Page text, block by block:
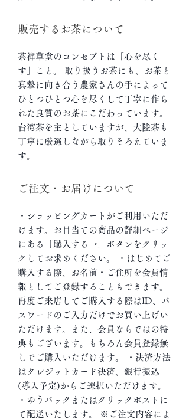
販売するお茶について
茶禅草堂のコンセプトは「心を尽く
す」こと。 取り扱うお茶にも、お茶と
真摯に向き合う農家さんの手によって
ひとつひとつ心を尽くして丁寧に作ら
れた良質のお茶にこだわっています。
台湾茶を主としていますが、大陸茶も
丁寧に厳選しながら取りそろえていま
す。
ご注文・お届けについて
・ショッピングカートがご利用いただ
けます。お目当ての商品の詳細ページ
にある「購入する→」ボタンをクリッ
クしてお求めください。 ・はじめてご
購入する際、お名前・ご住所を会員情
報としてご登録することもできます。
再度ご来店してご購入する際はID、パ
スワードのご入力だけでお買い上げい
ただけます。また、会員ならではの特
典もございます。もちろん会員登録無
しでご購入いただけます。 ・決済方法
はクレジットカード決済、銀行振込
(導入予定)からご選択いただけます。
・ゆうパックまたはクリックポストに
て配送いたします。 ※ご注文内容によ